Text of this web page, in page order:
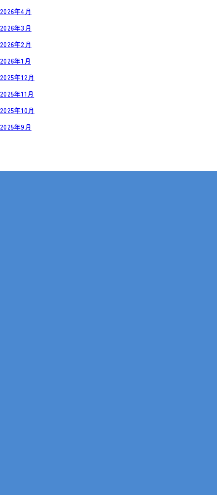
2026年4月
2026年3月
2026年2月
2026年1月
2025年12月
2025年11月
2025年10月
2025年9月